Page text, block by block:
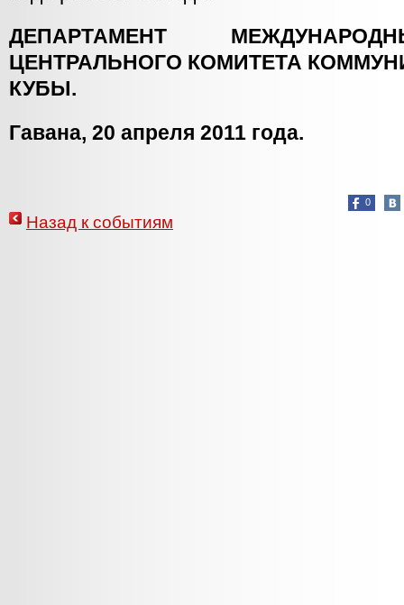
ДЕПАРТАМЕНТ
ЦЕНТРАЛЬНОГО КОМИТЕТА
КУБЫ.
Гавана, 20 апреля 2011 года.
0
Назад к событиям